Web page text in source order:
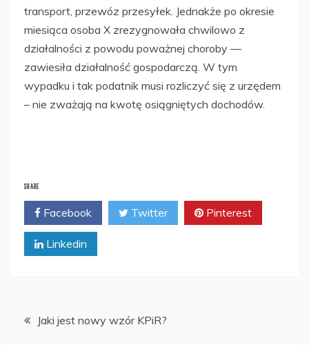
transport, przewóz przesyłek. Jednakże po okresie
miesiąca osoba X zrezygnowała chwilowo z
działalności z powodu poważnej choroby —
zawiesiła działalność gospodarczą. W tym
wypadku i tak podatnik musi rozliczyć się z urzędem
– nie zważają na kwotę osiągniętych dochodów.
SHARE
Facebook Twitter Pinterest
Linkedin
Nawigacja
Jaki jest nowy wzór KPiR?